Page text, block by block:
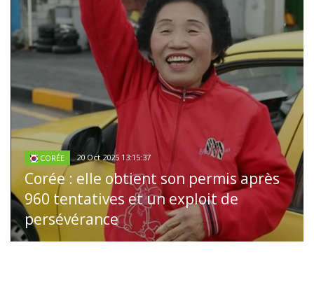
CORÉE 20 Oct 2025 13:15:37
Corée : elle obtient son permis après
960 tentatives et un exploit de
persévérance